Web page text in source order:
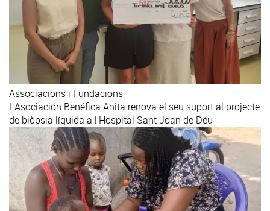
Associacions i Fundacions
L'Asociación Benéfica Anita renova el seu suport al projecte
de biòpsia líquida a l'Hospital Sant Joan de Déu